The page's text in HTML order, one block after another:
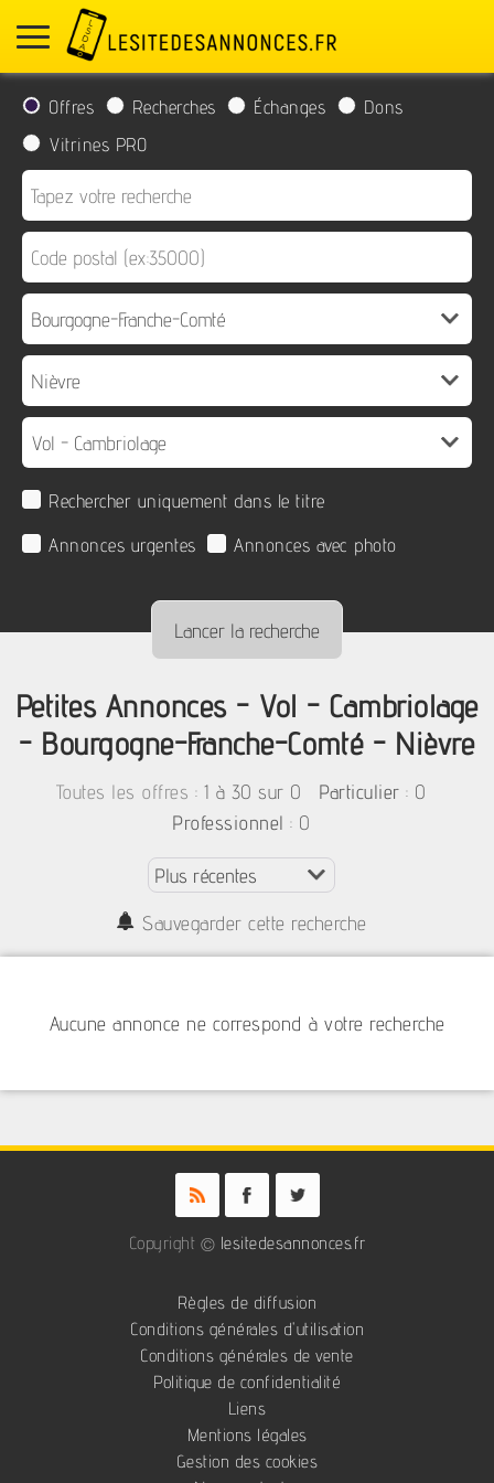
Offres Recherches Échanges
Dons
Vitrines PRO
Rechercher uniquement dans le titre
Annonces urgentes
Annonces avec photo
Petites Annonces - Vol - Cambriolage
- Bourgogne-Franche-Comté - Nièvre
Toutes les offres : 1 à 30 sur 0 Particulier : 0
Professionnel : 0
Sauvegarder cette recherche
Aucune annonce ne correspond à votre recherche
Copyright © lesitedesannonces.fr
Règles de diffusion
Conditions générales d'utilisation
Conditions générales de vente
Politique de confidentialité
Liens
Mentions légales
Gestion des cookies